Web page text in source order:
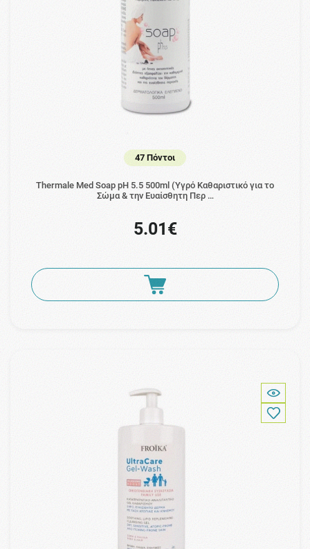
47 Πόντοι
Thermale Med Soap pH 5.5 500ml (Υγρό Καθαριστικό για το
Σώμα & την Ευαίσθητη Περ …
5.01€